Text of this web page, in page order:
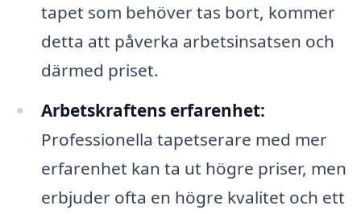
tapet som behöver tas bort, kommer
detta att påverka arbetsinsatsen och
därmed priset.
Arbetskraftens erfarenhet:
Professionella tapetserare med mer
erfarenhet kan ta ut högre priser, men
erbjuder ofta en högre kvalitet och ett